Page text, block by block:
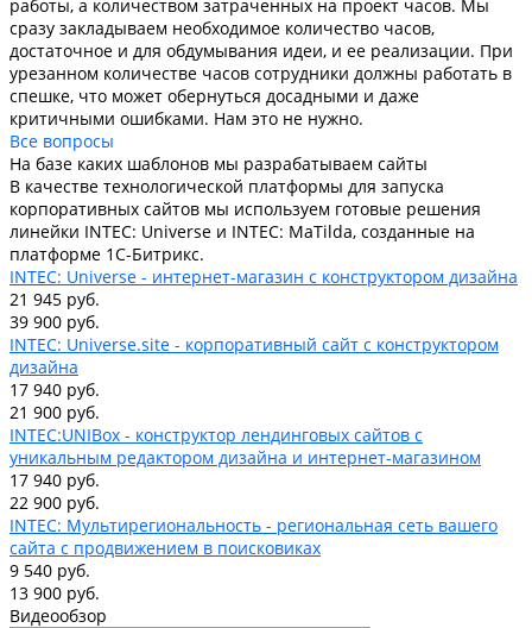
работы, а количеством затраченных на проект часов. Мы
сразу закладываем необходимое количество часов,
достаточное и для обдумывания идеи, и ее реализации. При
урезанном количестве часов сотрудники должны работать в
спешке, что может обернуться досадными и даже
критичными ошибками. Нам это не нужно.
Все вопросы
На базе каких шаблонов мы разрабатываем сайты
В качестве технологической платформы для запуска
корпоративных сайтов мы используем готовые решения
линейки INTEC: Universe и INTEC: MaTilda, созданные на
платформе 1С-Битрикс.
INTEC: Universe - интернет-магазин с конструктором дизайна
21 945 руб.
39 900 руб.
INTEC: Universe.site - корпоративный сайт с конструктором
дизайна
17 940 руб.
21 900 руб.
INTEC:UNIBox - конструктор лендинговых сайтов с
уникальным редактором дизайна и интернет-магазином
17 940 руб.
22 900 руб.
INTEC: Мультирегиональность - региональная сеть вашего
сайта с продвижением в поисковиках
9 540 руб.
13 900 руб.
Видеообзор